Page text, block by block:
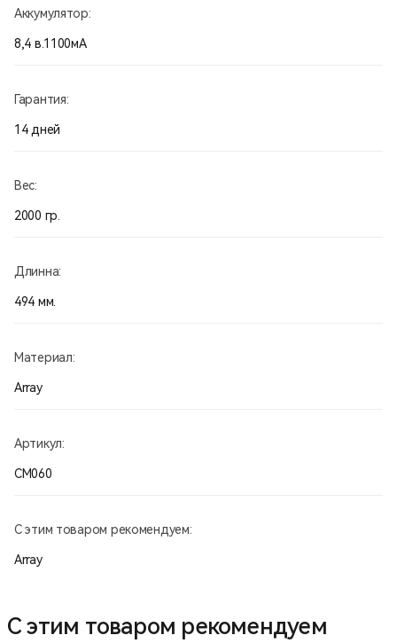
Аккумулятор:
8,4 в.1100мА
Гарантия:
14 дней
Вес:
2000 гр.
Длинна:
494 мм.
Материал:
Array
Артикул:
СМ060
С этим товаром рекомендуем:
Array
С этим товаром рекомендуем